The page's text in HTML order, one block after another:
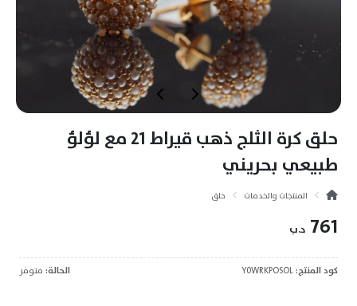
حلق كرة الثلج ذهب قيراط 21 مع لؤلؤ
طبيعي بحريني
المنتجات والخدمات حلق
761 د.ب
كود المنتج: الحالة: متوفر